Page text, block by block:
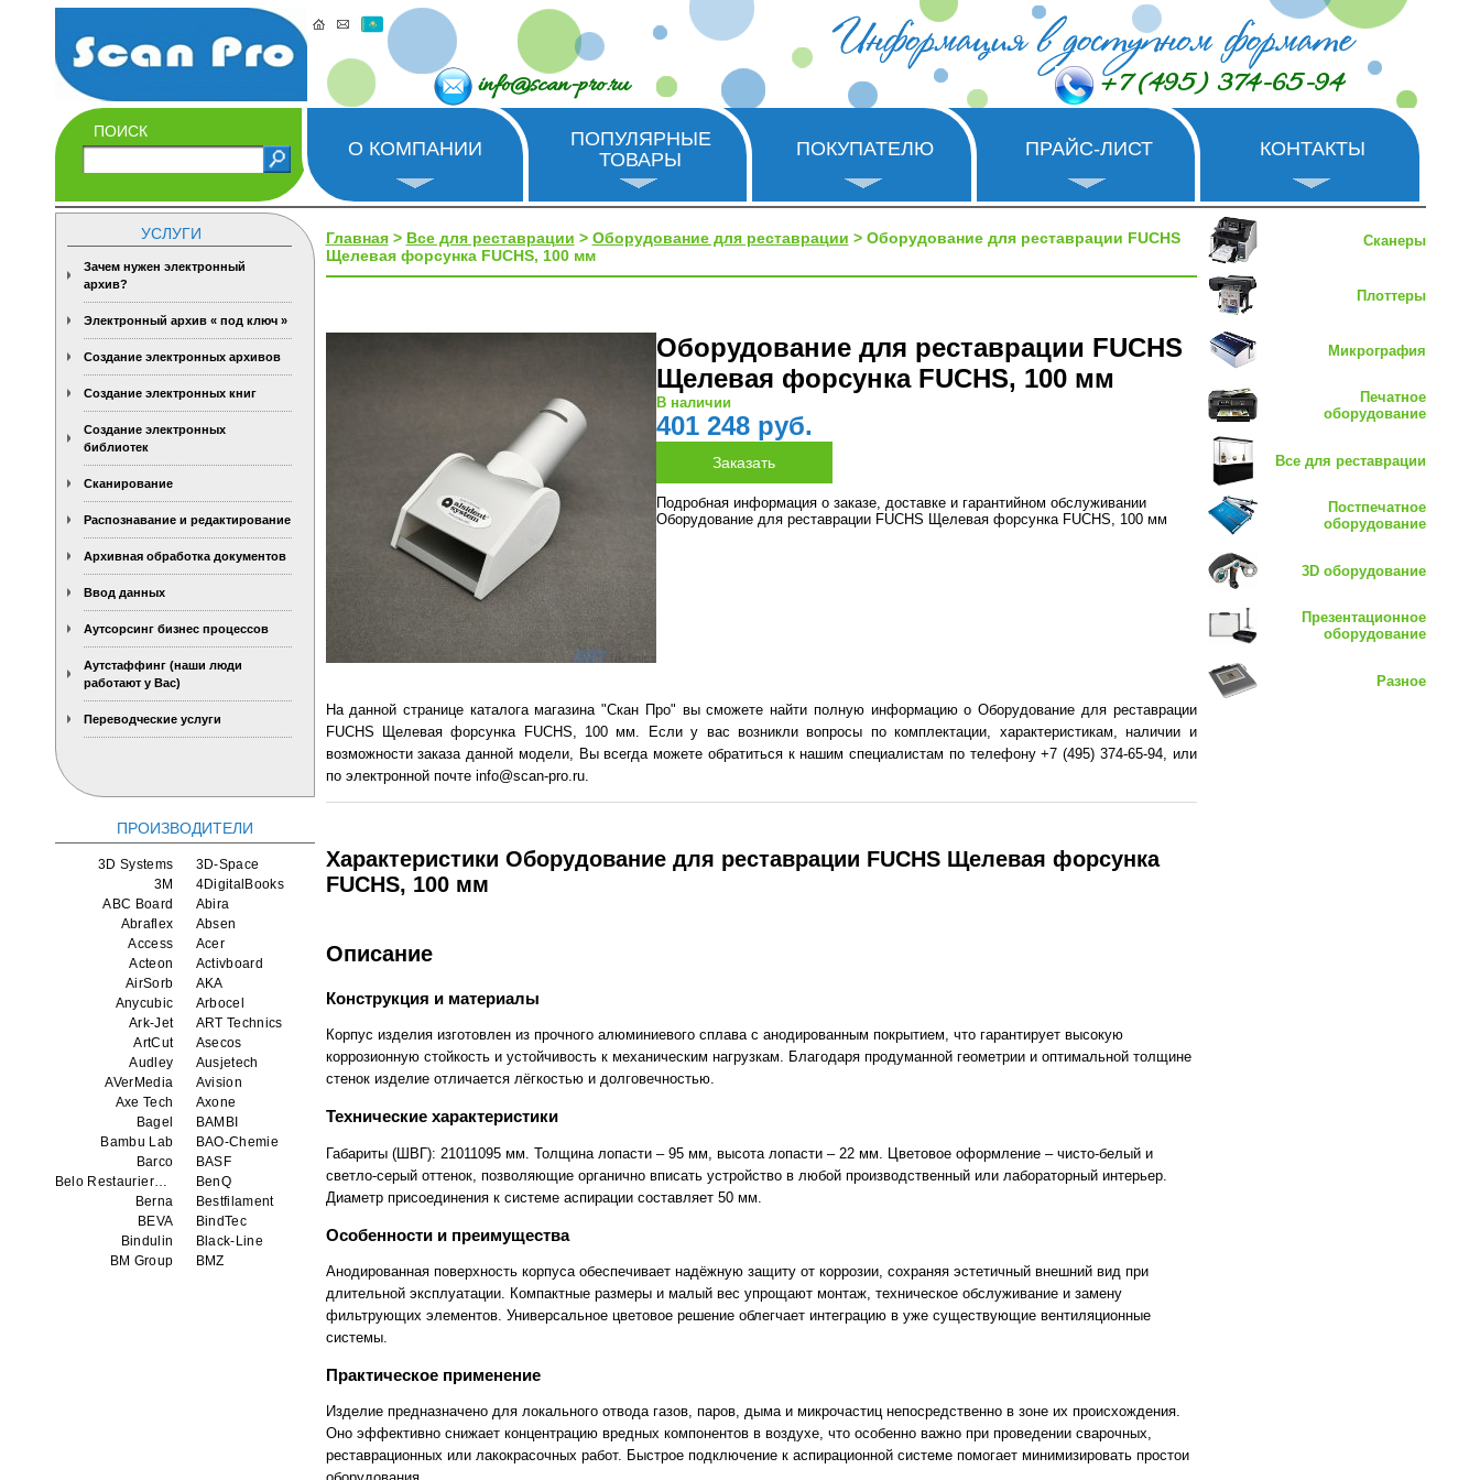
info@scan-pro.ru +7 (495) 374-65-94
ПОИСК
О КОМПАНИИ
ПОПУЛЯРНЫЕ
ТОВАРЫ
ПОКУПАТЕЛЮ ПРАЙС-ЛИСТ КОНТАКТЫ
УСЛУГИ
Зачем нужен электронный
архив?
Электронный архив « под ключ »
Создание электронных архивов
Создание электронных книг
Создание электронных
библиотек
Сканирование
Распознавание и редактирование
Архивная обработка документов
Ввод данных
Аутсорсинг бизнес процессов
Аутстаффинг (наши люди
работают у Вас)
Переводческие услуги
ПРОИЗВОДИТЕЛИ
3D Systems
3D-Space
3M
4DigitalBooks
ABC Board
Abira
Abraflex
Absen
Access
Acer
Acteon
Activboard
AirSorb
AKA
Anycubic
Arbocel
Ark-Jet
ART Technics
ArtCut
Asecos
Audley
Ausjetech
AVerMedia
Avision
Axe Tech
Axone
Bagel
BAMBI
Bambu Lab
BAO-Chemie
Barco
BASF
Belo Restaurierungsgerate GmbH
BenQ
Berna
Bestfilament
BEVA
BindTec
Bindulin
Black-Line
BM Group
BMZ
Главная> Все для реставрации > Оборудование для реставрации > Оборудование для реставрации FUCHS
Щелевая форсунка FUCHS, 100 мм
Оборудование для реставрации FUCHS
Щелевая форсунка FUCHS, 100 мм
В наличии
401 248 руб.
Подробная информация о заказе, доставке и гарантийном обслуживании
Оборудование для реставрации FUCHS Щелевая форсунка FUCHS, 100 мм
На данной странице каталога магазина "Скан Про" вы сможете найти полную информацию о Оборудование для реставрации
FUCHS Щелевая форсунка FUCHS, 100 мм. Если у вас возникли вопросы по комплектации, характеристикам, наличии и
возможности заказа данной модели, Вы всегда можете обратиться к нашим специалистам по телефону +7 (495) 374-65-94, или
по электронной почте info@scan-pro.ru.
Характеристики Оборудование для реставрации FUCHS Щелевая форсунка
FUCHS, 100 мм
Описание
Конструкция и материалы
Корпус изделия изготовлен из прочного алюминиевого сплава с анодированным покрытием, что гарантирует высокую
коррозионную стойкость и устойчивость к механическим нагрузкам. Благодаря продуманной геометрии и оптимальной толщине
стенок изделие отличается лёгкостью и долговечностью.
Технические характеристики
Габариты (ШВГ): 21011095 мм. Толщина лопасти – 95 мм, высота лопасти – 22 мм. Цветовое оформление – чисто-белый и
светло-серый оттенок, позволяющие органично вписать устройство в любой производственный или лабораторный интерьер.
Диаметр присоединения к системе аспирации составляет 50 мм.
Особенности и преимущества
Анодированная поверхность корпуса обеспечивает надёжную защиту от коррозии, сохраняя эстетичный внешний вид при
длительной эксплуатации. Компактные размеры и малый вес упрощают монтаж, техническое обслуживание и замену
фильтрующих элементов. Универсальное цветовое решение облегчает интеграцию в уже существующие вентиляционные
системы.
Практическое применение
Изделие предназначено для локального отвода газов, паров, дыма и микрочастиц непосредственно в зоне их происхождения.
Оно эффективно снижает концентрацию вредных компонентов в воздухе, что особенно важно при проведении сварочных,
реставрационных или лакокрасочных работ. Быстрое подключение к аспирационной системе помогает минимизировать простои
Сканеры
Плоттеры
Микрография
Печатное
оборудование
Все для реставрации
Постпечатное
оборудование
3D оборудование
Презентационное
оборудование
Разное